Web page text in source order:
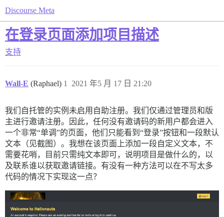
Discourse Meta
在登录页面添加项目描述
支持
Wall-E (Raphael) 2021 年5 月 17 日 21:20
1
我们自托管的实例未启用自助注册。我们仅通过管理员和版
主进行邀请注册。因此，任何没有邀请码的新用户都会进入
一个非常“单调”的页面，他们只能看到“登录”按钮和一段默认
文本（见截图）。我想在该页面上添加一段自定义文本，不
需要花哨，目前只需纯文本即可，说明项目是做什么的，以
及联系谁以获取邀请链接。有没有一种方法可以在不写太多
代码的情况下实现这一点？